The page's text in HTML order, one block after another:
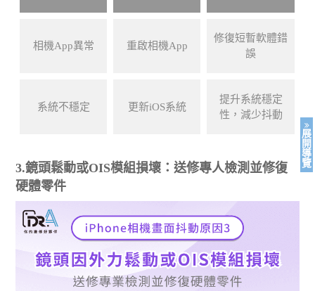
相機App異常 重啟相機App
修復短暫軟體錯
誤
系統不穩定 更新iOS系統
提升系統穩定
性，減少抖動
3.鏡頭鬆動或OIS模組損壞：送修專人檢測並修復
硬體零件
展
開
導
覽